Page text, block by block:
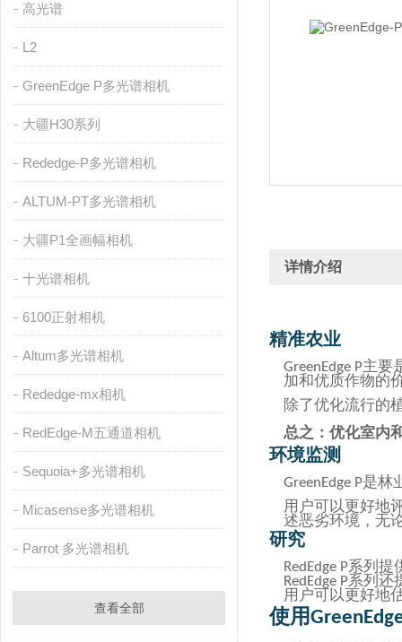
高光谱
L2
GreenEdge P多光谱相机
大疆H30系列
Rededge-P多光谱相机
ALTUM-PT多光谱相机
大疆P1全画幅相机
十光谱相机
6100正射相机
Altum多光谱相机
Rededge-mx相机
RedEdge-M五通道相机
Sequoia+多光谱相机
Micasense多光谱相机
Parrot 多光谱相机
查看全部
详情介绍
精准农业
GreenEdge P主要
加和优质作物的
除了优化流行的
总之：优化室内
环境监测
GreenEdge P是林
用户可以更好地
述恶劣环境， 无
研究
RedEdge P系列提
RedEdge P系列还
用户可以更好地
使用